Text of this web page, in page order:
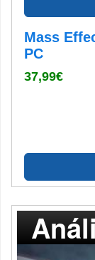
Mass
PC
37,99€